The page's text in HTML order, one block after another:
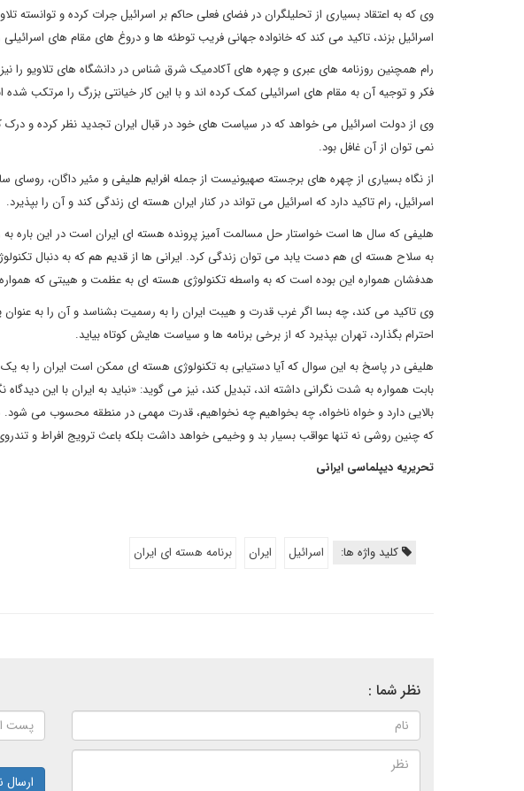
وی که به اعتقاد بسیاری از تحلیلگران در فضای فعلی حاکم بر اسرائیل جرات کرده و توانسته
اسرائیل بزند، تاکید می کند که خانواده جهانی فریب توطئه ها و دروغ های مقام های
رام همچنین روزنامه های عبری و چهره های آکادمیک شرق شناس در دانشگاه های تلاویو را
فکر و توجیه آن به مقام های اسرائیلی کمک کرده اند و با این کار خیانتی بزرگ را مرتکب شده
وی از دولت اسرائیل می خواهد که در سیاست های خود در قبال ایران تجدید نظر کرده و
نمی توان از آن غافل بود.
از نگاه بسیاری از چهره های برجسته صهیونیست از جمله افرایم هلیفی و مئیر داگان، روسای
اسرائیل، رام تاکید دارد که اسرائیل می تواند در کنار ایران هسته ای زندگی کند و آن را بپذیرد.
هلیفی که سال ها است خواستار حل مسالمت آمیز پرونده هسته ای ایران است در این باره
به سلاح هسته ای هم دست یابد می توان زندگی کرد. ایرانی ها از قدیم هم که به دنبال
هدفشان همواره این بوده است که به واسطه تکنولوژی هسته ای به عظمت و هیبتی که همواره
وی تاکید می کند، چه بسا اگر غرب قدرت و هیبت ایران را به رسمیت بشناسد و آن را به
احترام بگذارد، تهران بپذیرد که از برخی برنامه ها و سیاست هایش کوتاه بیاید.
هلیفی در پاسخ به این سوال که آیا دستیابی به تکنولوژی هسته ای ممکن است ایران را به
بابت همواره به شدت نگرانی داشته اند، تبدیل کند، نیز می گوید: «نباید به ایران با این
بالایی دارد و خواه ناخواه، چه بخواهیم چه نخواهیم، قدرت مهمی در منطقه محسوب می
که چنین روشی نه تنها عواقب بسیار بد و وخیمی خواهد داشت بلکه باعث ترویج افراط و
تحریریه دیپلماسی ایرانی
کلید واژه ها: اسرائیل ایران برنامه هسته ای ایران
نظر شما :
ارسال